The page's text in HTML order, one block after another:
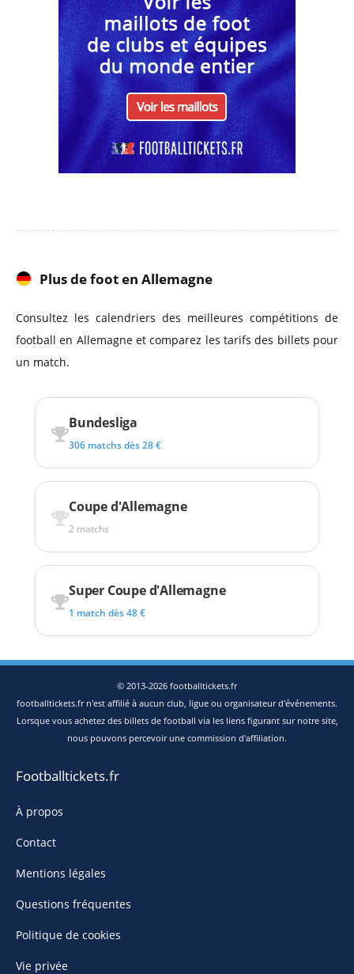
Plus de foot en Allemagne
Consultez les calendriers des meilleures compétitions de
football en Allemagne et comparez les tarifs des billets pour
un match.
Bundesliga
306 matchs dès 28 €
Coupe d'Allemagne
2 matchs
Super Coupe d'Allemagne
1 match dès 48 €
© 2013-2026 footballtickets.fr
footballtickets.fr n'est affilié à aucun club, ligue ou organisateur d'événements.
Lorsque vous achetez des billets de football via les liens figurant sur notre site,
nous pouvons percevoir une commission d'affiliation.
Footballtickets.fr
À propos
Contact
Mentions légales
Questions fréquentes
Politique de cookies
Vie privée